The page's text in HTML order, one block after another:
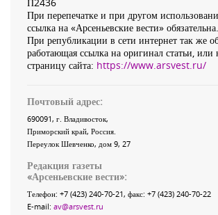
При перепечатке и при другом
ссылка на «Арсеньевские вести» обязательна.
При републикации в сети интернет так же
работающая ссылка на оригинал статьи, или
страницу сайта: https://www.arsvest.ru/
Почтовый адрес:
690091, г. Владивосток,
Приморский край, Россия
Переулок Шевченко, дом 9, 27
Редакция газеты
«Арсеньевские вести»:
Телефон: +7 (423) 240-70-21, факс: +7 (423) 240-70-22
E-mail: av@arsvest.ru